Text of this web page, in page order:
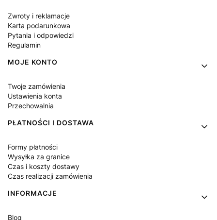
Zwroty i reklamacje
Karta podarunkowa
Pytania i odpowiedzi
Regulamin
MOJE KONTO
Twoje zamówienia
Ustawienia konta
Przechowalnia
PŁATNOŚCI I DOSTAWA
Formy płatności
Wysyłka za granice
Czas i koszty dostawy
Czas realizacji zamówienia
INFORMACJE
Blog